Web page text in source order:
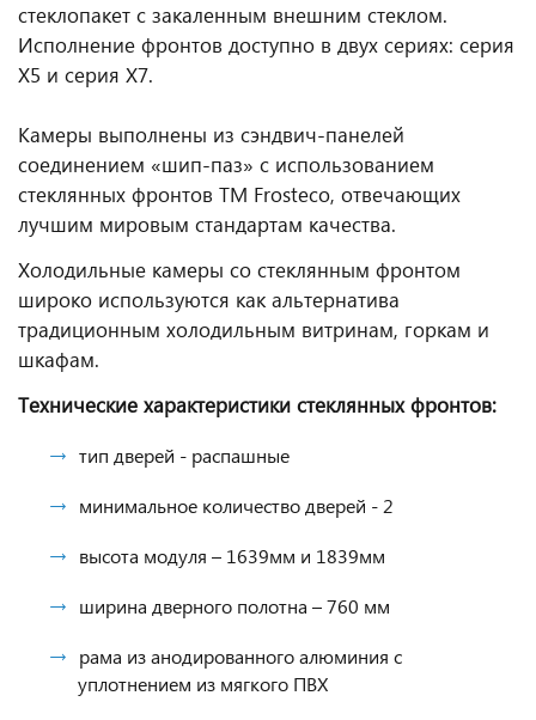
стеклопакет с закаленным внешним стеклом.
Исполнение фронтов доступно в двух сериях: серия
X5 и серия X7.
Камеры выполнены из сэндвич-панелей
соединением «шип-паз» с использованием
стеклянных фронтов TM Frosteco, отвечающих
лучшим мировым стандартам качества.
Холодильные камеры со стеклянным фронтом
широко используются как альтернатива
традиционным холодильным витринам, горкам и
шкафам.
Технические характеристики стеклянных фронтов:
тип дверей - распашные
минимальное количество дверей - 2
высота модуля – 1639мм и 1839мм
ширина дверного полотна – 760 мм
рама из анодированного алюминия с
уплотнением из мягкого ПВХ